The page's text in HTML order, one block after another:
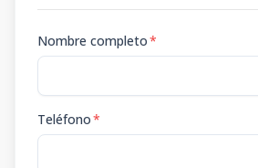
Nombre completo*
Teléfono*